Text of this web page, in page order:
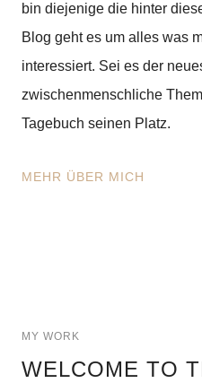
bin diejenige die hinter
Blog geht es um alles was
interessiert. Sei es der
zwischenmenschliche
Tagebuch seinen Platz.
MEHR ÜBER MICH
MY WORK
WELCOME TO